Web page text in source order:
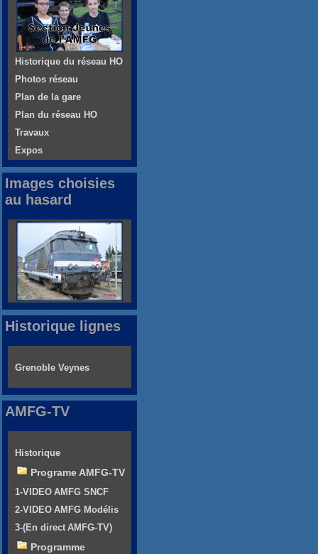
Historique du réseau HO
Photos réseau
Plan de la gare
Plan du réseau HO
Travaux
Expos
Images choisies
au hasard
Historique lignes
Grenoble Veynes
AMFG-TV
Historique
Programe AMFG-TV
1-VIDEO AMFG SNCF
2-VIDEO AMFG Modélis
3-(En direct AMFG-TV)
Programme